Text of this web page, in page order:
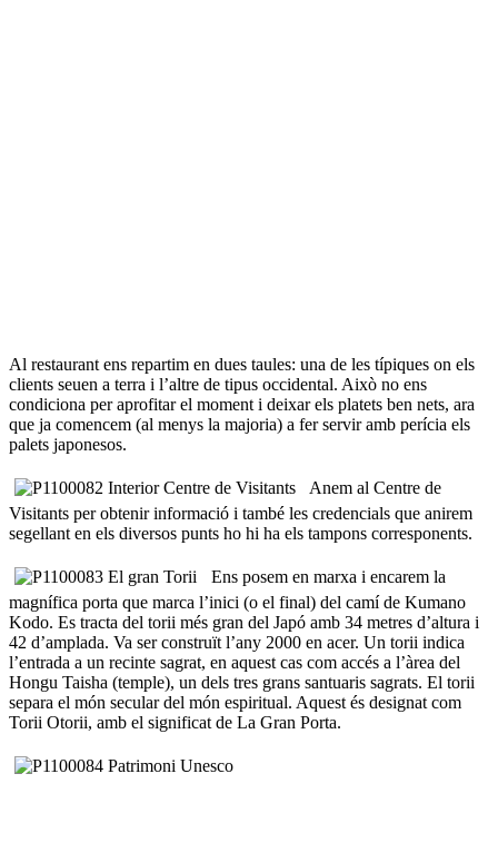
Al restaurant ens repartim en dues taules: una de les típiques on els
clients seuen a terra i l’altre de tipus occidental. Això no ens
condiciona per aprofitar el moment i deixar els platets ben nets, ara
que ja comencem (al menys la majoria) a fer servir amb perícia els
palets japonesos.
Anem al Centre de
Visitants per obtenir informació i també les credencials que anirem
segellant en els diversos punts ho hi ha els tampons corresponents.
Ens posem en marxa i encarem la
magnífica porta que marca l’inici (o el final) del camí de Kumano
Kodo. Es tracta del torii més gran del Japó amb 34 metres d’altura i
42 d’amplada. Va ser construït l’any 2000 en acer. Un torii indica
l’entrada a un recinte sagrat, en aquest cas com accés a l’àrea del
Hongu Taisha (temple), un dels tres grans santuaris sagrats. El torii
separa el món secular del món espiritual. Aquest és designat com
Torii Otorii, amb el significat de La Gran Porta.